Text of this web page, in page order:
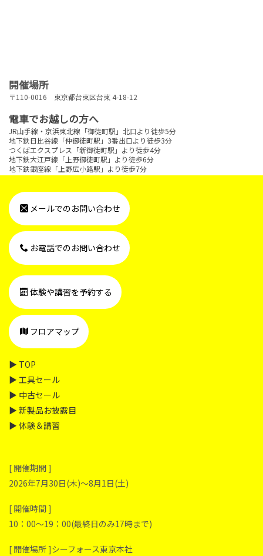
開催場所
〒110-0016 東京都台東区台東 4-18-12
電車でお越しの方へ
JR山手線・京浜東北線「御徒町駅」北口より徒歩5分
地下鉄日比谷線「仲御徒町駅」3番出口より徒歩3分
つくばエクスプレス「新御徒町駅」より徒歩4分
地下鉄大江戸線「上野御徒町駅」より徒歩6分
地下鉄銀座線「上野広小路駅」より徒歩7分
メールでのお問い合わせ
お電話でのお問い合わせ
体験や講習を予約する
フロアマップ
▶ TOP
▶ 工具セール
▶ 中古セール
▶ 新製品お披露目
▶ 体験＆講習
[ 開催期間 ]
2026年7月30日(木)～8月1日(土)
[ 開催時間 ]
10：00～19：00(最終日のみ17時まで)
[ 開催場所 ]シーフォース東京本社